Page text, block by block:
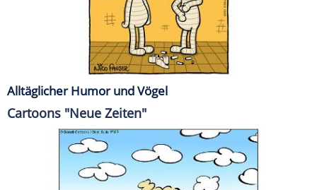
Alltäglicher Humor und Vögel
Cartoons "Neue Zeiten"